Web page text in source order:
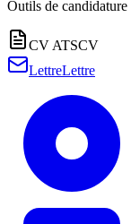
Outils de
CV ATSCV
LettreLettre